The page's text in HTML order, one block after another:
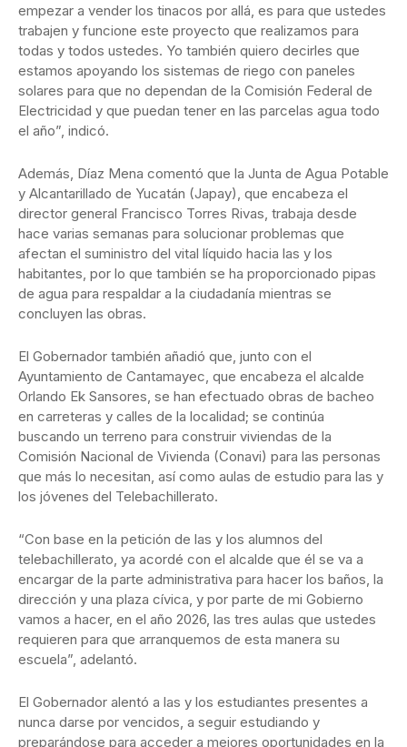
empezar a vender los tinacos por allá, es para que ustedes
trabajen y funcione este proyecto que realizamos para
todas y todos ustedes. Yo también quiero decirles que
estamos apoyando los sistemas de riego con paneles
solares para que no dependan de la Comisión Federal de
Electricidad y que puedan tener en las parcelas agua todo
el año”, indicó.
Además, Díaz Mena comentó que la Junta de Agua Potable
y Alcantarillado de Yucatán (Japay), que encabeza el
director general Francisco Torres Rivas, trabaja desde
hace varias semanas para solucionar problemas que
afectan el suministro del vital líquido hacia las y los
habitantes, por lo que también se ha proporcionado pipas
de agua para respaldar a la ciudadanía mientras se
concluyen las obras.
El Gobernador también añadió que, junto con el
Ayuntamiento de Cantamayec, que encabeza el alcalde
Orlando Ek Sansores, se han efectuado obras de bacheo
en carreteras y calles de la localidad; se continúa
buscando un terreno para construir viviendas de la
Comisión Nacional de Vivienda (Conavi) para las personas
que más lo necesitan, así como aulas de estudio para las y
los jóvenes del Telebachillerato.
“Con base en la petición de las y los alumnos del
telebachillerato, ya acordé con el alcalde que él se va a
encargar de la parte administrativa para hacer los baños, la
dirección y una plaza cívica, y por parte de mi Gobierno
vamos a hacer, en el año 2026, las tres aulas que ustedes
requieren para que arranquemos de esta manera su
escuela”, adelantó.
El Gobernador alentó a las y los estudiantes presentes a
nunca darse por vencidos, a seguir estudiando y
preparándose para acceder a mejores oportunidades en la